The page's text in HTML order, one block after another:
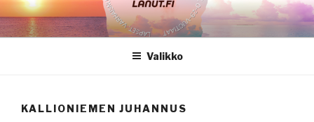
Siirry
sisältöön
Valikko
KALLIONIEMEN JUHANNUS